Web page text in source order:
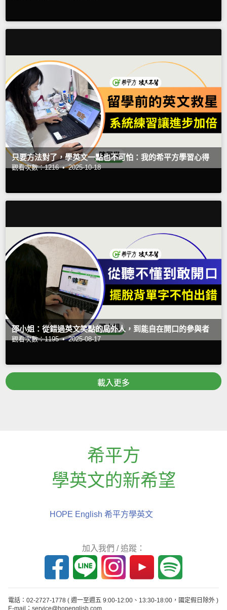
只要方法對了，學英文一點也不可怕：我的希平方學習心得
觀看次數：1216 • 2025-10-18
邵小姐：從錯過英文笑點的局外人，到能自在開口的參與者
觀看次數：1195 • 2025-08-17
載入更多
希平方
學英文的新希望
HOPE English 希平方學英文
加入我們 / 追蹤：
電話：02-2727-1778 ( 週一至週五 9:00-12:00、13:30-18:00，國定假日除外 )
E-mail：service@hopenglish.com